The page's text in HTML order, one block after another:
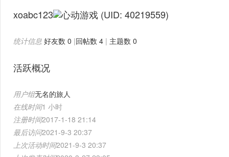
络
xoabc123 (UID: 40219559)
统计信息 好友数 0 |回帖数 4 | 主题数 0
活跃概况
用户组无名的旅人
在线时间1 小时
注册时间2017-1-18 21:14
最后访问2021-9-3 20:37
上次活动时间2021-9-3 20:37